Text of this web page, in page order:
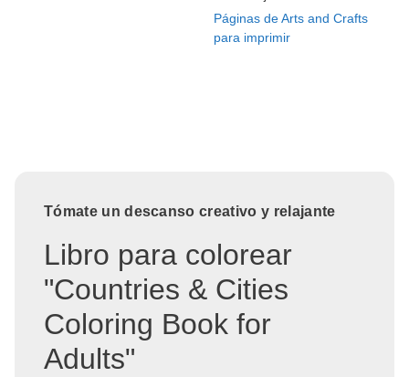
Páginas de Arts and Crafts
para imprimir
Tómate un descanso creativo y relajante
Libro para colorear
"Countries & Cities
Coloring Book for
Adults"